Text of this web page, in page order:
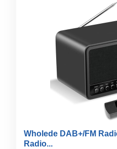
Wholede DAB+/FM
Radio...